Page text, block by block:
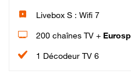
Livebox S : Wifi 7
200 chaînes TV +
1 Décodeur TV 6